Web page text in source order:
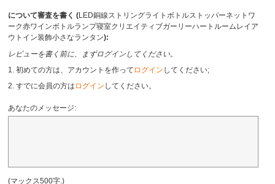
について審査を書く (LED銅線ストリングライトボトルストッパーネットワ
ーク赤ワインボトルランプ寝室クリエイティブガーリーハートルームレイア
ウトイン装飾小さなランタン):
レビューを書く前に、まずログインしてください。
1. 初めての方は、アカウントを作って ログイン してください;
2. すでに会員の方は ログイン してください。
あなたのメッセージ:
(マックス500字.)